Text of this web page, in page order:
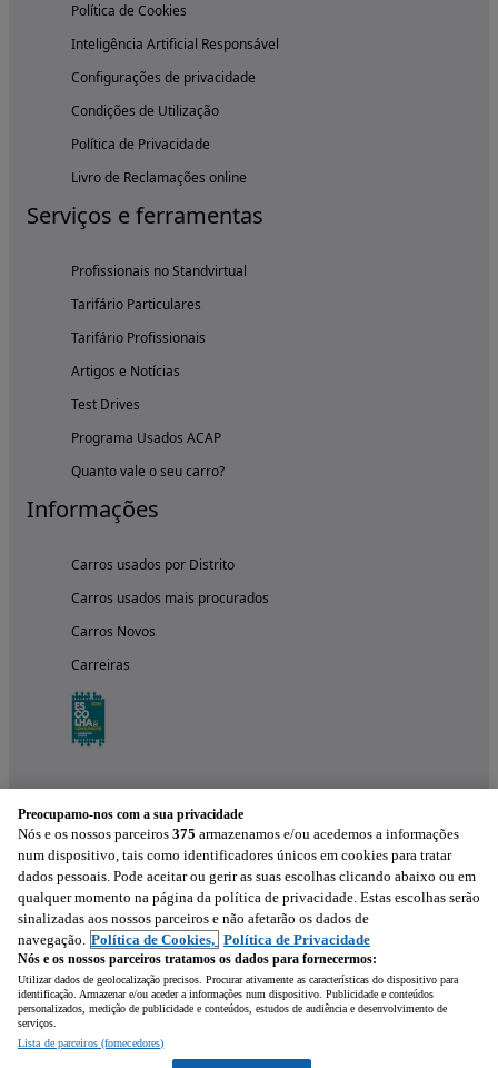
Política de Cookies
Inteligência Artificial Responsável
Configurações de privacidade
Condições de Utilização
Política de Privacidade
Livro de Reclamações online
Serviços e ferramentas
Profissionais no Standvirtual
Tarifário Particulares
Tarifário Profissionais
Artigos e Notícias
Test Drives
Programa Usados ACAP
Quanto vale o seu carro?
Informações
Carros usados por Distrito
Carros usados mais procurados
Carros Novos
Carreiras
Experimenta a aplicação
Preocupamo-nos com a sua privacidade
Nós e os nossos parceiros 375 armazenamos e/ou acedemos a informações
num dispositivo, tais como identificadores únicos em cookies para tratar
dados pessoais. Pode aceitar ou gerir as suas escolhas clicando abaixo ou em
qualquer momento na página da política de privacidade. Estas escolhas serão
sinalizadas aos nossos parceiros e não afetarão os dados de
navegação. Política de Cookies, Política de Privacidade
Nós e os nossos parceiros tratamos os dados para fornecermos:
Utilizar dados de geolocalização precisos. Procurar ativamente as características do dispositivo para
identificação. Armazenar e/ou aceder a informações num dispositivo. Publicidade e conteúdos
personalizados, medição de publicidade e conteúdos, estudos de audiência e desenvolvimento de
serviços.
Lista de parceiros (fornecedores)